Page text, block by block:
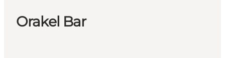
Orakel Bar